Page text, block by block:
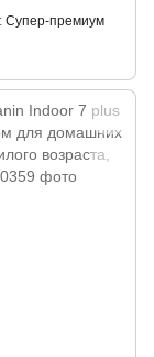
Супер-премиум